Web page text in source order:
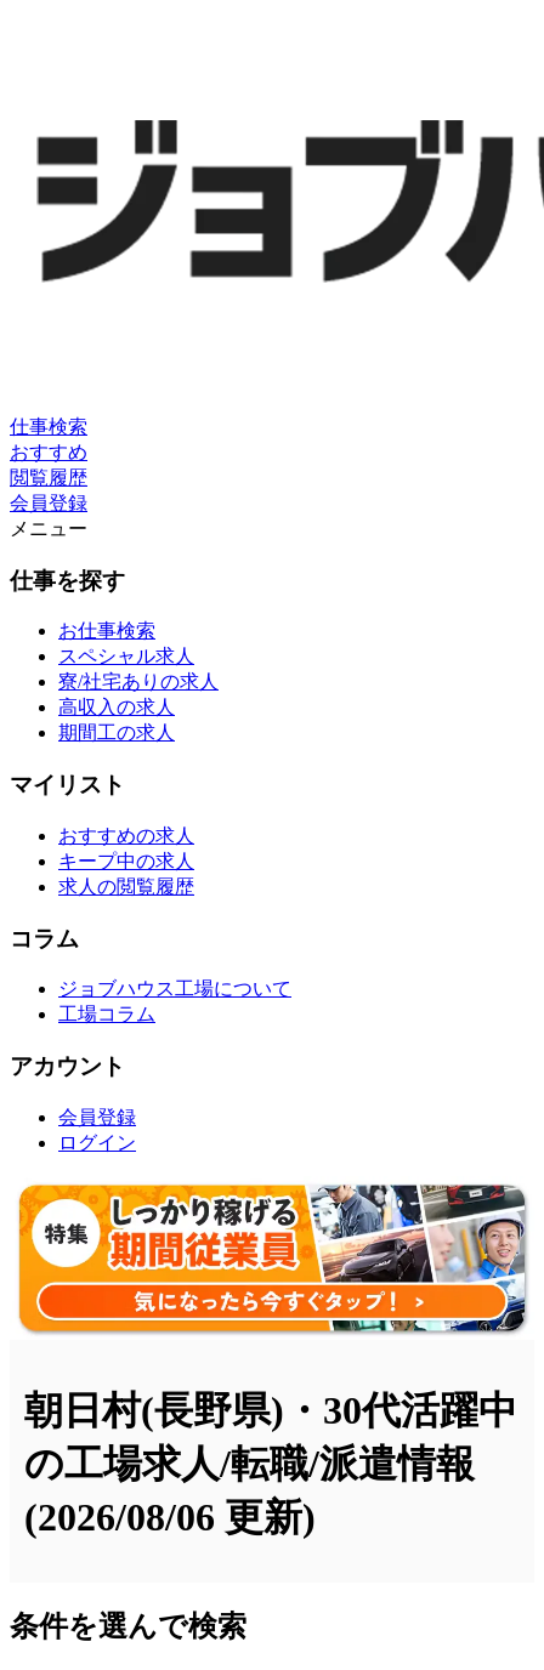
仕事検索
おすすめ
閲覧履歴
会員登録
メニュー
仕事を探す
お仕事検索
スペシャル求人
寮/社宅ありの求人
高収入の求人
期間工の求人
マイリスト
おすすめの求人
キープ中の求人
求人の閲覧履歴
コラム
ジョブハウス工場について
工場コラム
アカウント
会員登録
ログイン
朝日村(長野県)・30代活躍中
の工場求人/転職/派遣情報
(2026/08/06 更新)
条件を選んで検索